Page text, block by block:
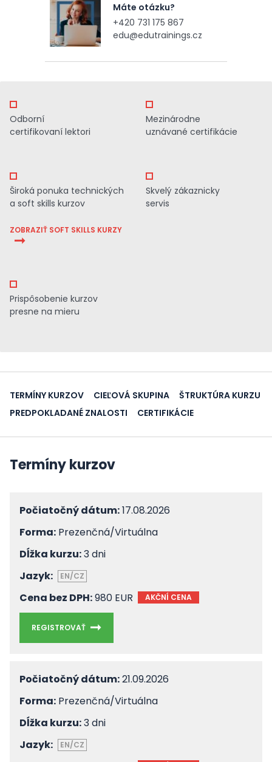
Máte otázku?
+420 731 175 867
edu@edutrainings.cz
Odborní
certifikovaní lektori
Mezinárodne
uznávané certifikácie
Široká ponuka technických
a soft skills kurzov
ZOBRAZIŤ SOFT SKILLS KURZY
Skvelý zákaznicky
servis
Prispôsobenie kurzov
presne na mieru
TERMÍNY KURZOV CIEĽOVÁ SKUPINA
ŠTRUKTÚRA KURZU
PREDPOKLADANÉ ZNALOSTI
CERTIFIKÁCIE
Termíny kurzov
Počiatočný dátum:17.08.2026
Forma: Prezenčná/Virtuálna
Dĺžka kurzu:3 dni
Jazyk:
EN/CZ
Cena bez DPH:980 EUR AKČNÍ CENA
REGISTROVAŤ
Počiatočný dátum:21.09.2026
Forma: Prezenčná/Virtuálna
Dĺžka kurzu:3 dni
Jazyk:
EN/CZ